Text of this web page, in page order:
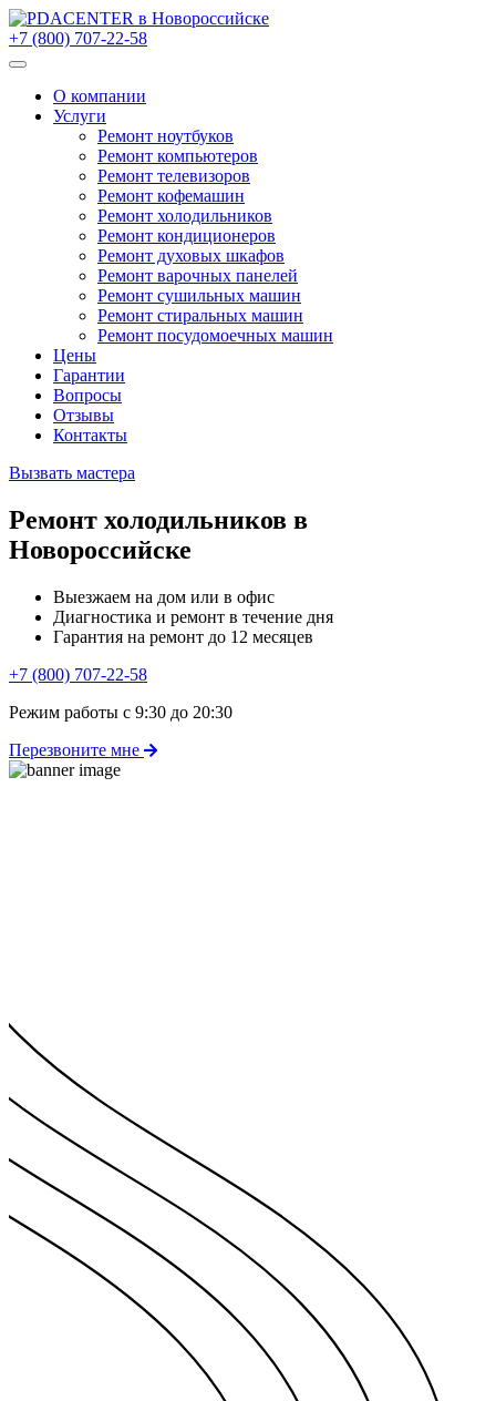
+7 (800) 707-22-58
О компании
Услуги
Ремонт ноутбуков
Ремонт компьютеров
Ремонт телевизоров
Ремонт кофемашин
Ремонт холодильников
Ремонт кондиционеров
Ремонт духовых шкафов
Ремонт варочных панелей
Ремонт сушильных машин
Ремонт стиральных машин
Ремонт посудомоечных машин
Цены
Гарантии
Вопросы
Отзывы
Контакты
Вызвать мастера
Ремонт холодильников в
Новороссийске
Выезжаем на дом или в офис
Диагностика и ремонт в течение дня
Гарантия на ремонт до 12 месяцев
+7 (800) 707-22-58
Режим работы с 9:30 до 20:30
Перезвоните мне